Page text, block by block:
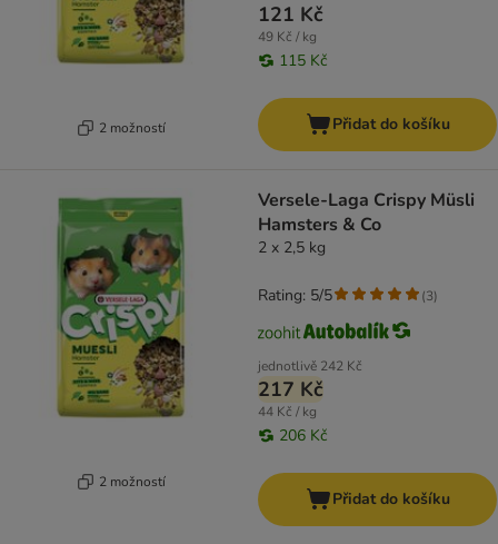
2 možností
121 Kč
49 Kč / kg
115 Kč
Přidat do košíku
2 možností
Versele-Laga Crispy Müsli
Hamsters & Co
2 x 2,5 kg
jednotlivě 242 Kč
217 Kč
44 Kč / kg
206 Kč
Rating: 5/5 (3)
Přidat do košíku